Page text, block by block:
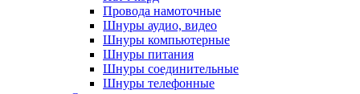
Провода намоточные
Шнуры аудио, видео
Шнуры компьютерные
Шнуры питания
Шнуры соединительные
Шнуры телефонные